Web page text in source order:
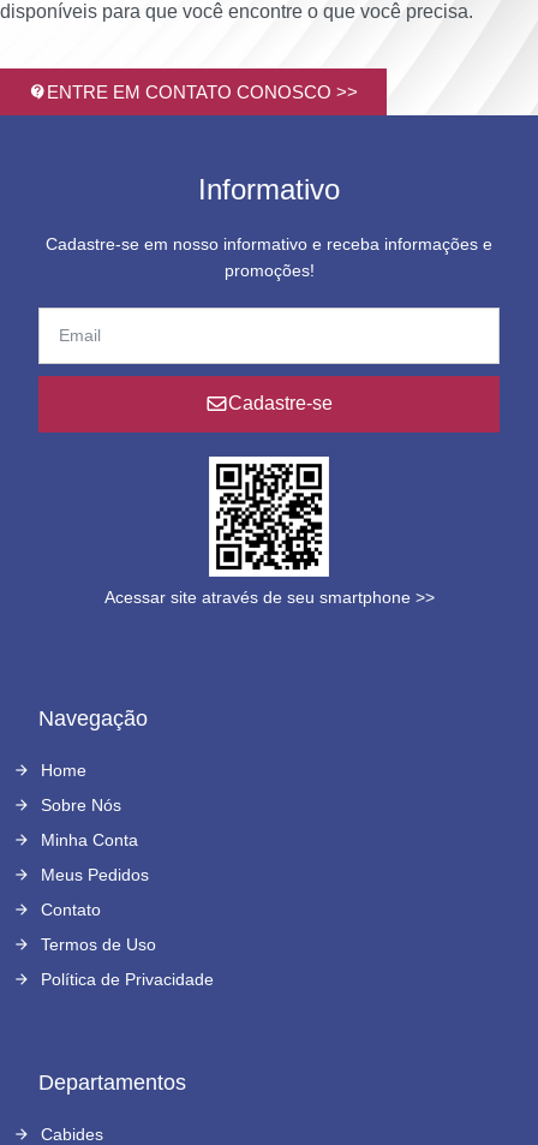
disponíveis para que você encontre o que você precisa.
ENTRE EM CONTATO CONOSCO >>
Informativo
Cadastre-se em nosso informativo e receba informações e
promoções!
Cadastre-se
Acessar site através de seu smartphone >>
Navegação
Home
Sobre Nós
Minha Conta
Meus Pedidos
Contato
Termos de Uso
Política de Privacidade
Departamentos
Cabides